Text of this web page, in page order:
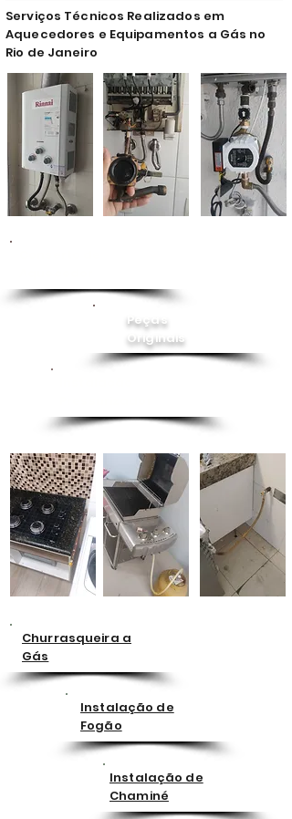
Serviços Técnicos Realizados em
Aquecedores e Equipamentos a Gás no
Rio de Janeiro
Peças
Originais
Churrasqueira a
Gás
Instalação de
Fogão
Instalação de
Chaminé